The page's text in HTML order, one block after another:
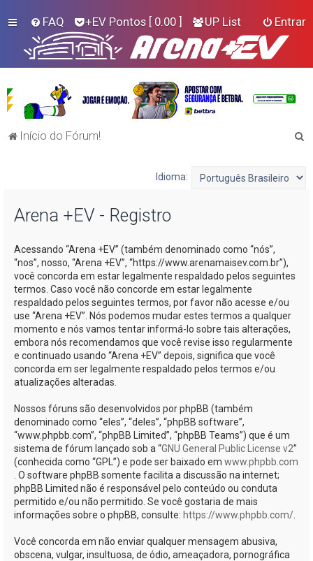
FAQ +EV Pontos [ 0.00 ] UP List Entrar
Início do Fórum!
Idioma:
Arena +EV - Registro
Acessando “Arena +EV” (também denominado como “nós”,
“nos”, nosso, “Arena +EV”, “https://www.arenamaisev.com.br”),
você concorda em estar legalmente respaldado pelos seguintes
termos. Caso você não concorde em estar legalmente
respaldado pelos seguintes termos, por favor não acesse e/ou
use “Arena +EV”. Nós podemos mudar estes termos a qualquer
momento e nós vamos tentar informá-lo sobre tais alterações,
embora nós recomendamos que você revise isso regularmente
e continuado usando “Arena +EV” depois, significa que você
concorda em ser legalmente respaldado pelos termos e/ou
atualizações alteradas.
Nossos fóruns são desenvolvidos por phpBB (também
denominado como “eles”, “deles”, “phpBB software”,
“www.phpbb.com”, “phpBB Limited”, “phpBB Teams”) que é um
sistema de fórum lançado sob a “GNU General Public License v2”
(conhecida como “GPL”) e pode ser baixado em www.phpbb.com
. O software phpBB somente facilita a discussão na internet;
phpBB Limited não é responsável pelo conteúdo ou conduta
permitido e/ou não permitido. Se você gostaria de mais
informações sobre o phpBB, consulte: https://www.phpbb.com/
Você concorda em não enviar qualquer mensagem abusiva,
obscena, vulgar, insultuosa, de ódio, ameaçadora, pornográfica